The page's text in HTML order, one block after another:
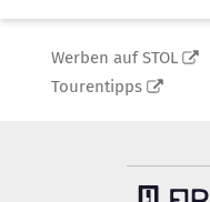
Werben auf STOL
Tourentipps